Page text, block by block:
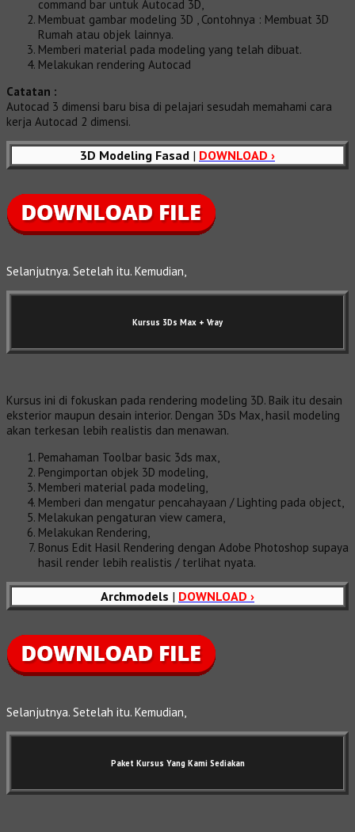
command bar untuk Autocad 3D,
Membuat gambar modeling 3D , Contohnya : Membuat 3D
Rumah atau objek lainnya.
Memberi material pada modeling yang telah dibuat.
Melakukan rendering Autocad
Catatan :
Autocad 3 dimensi baru bisa di pelajari sesudah memahami cara
kerja Autocad 2 dimensi.
3D Modeling Fasad | DOWNLOAD ›
Selanjutnya. Setelah itu. Kemudian,
Kursus 3Ds Max + Vray
Kursus ini di fokuskan pada rendering modeling 3D. Baik itu desain
eksterior maupun desain interior. Dengan 3Ds Max, hasil modeling
akan terkesan lebih realistis dan menawan.
Pemahaman Toolbar basic 3ds max,
Pengimportan objek 3D modeling,
Memberi material pada modeling,
Memberi dan mengatur pencahayaan / Lighting pada object,
Melakukan pengaturan view camera,
Melakukan Rendering,
Bonus Edit Hasil Rendering dengan Adobe Photoshop supaya
hasil render lebih realistis / terlihat nyata.
Archmodels | DOWNLOAD ›
Selanjutnya. Setelah itu. Kemudian,
Paket Kursus Yang Kami Sediakan